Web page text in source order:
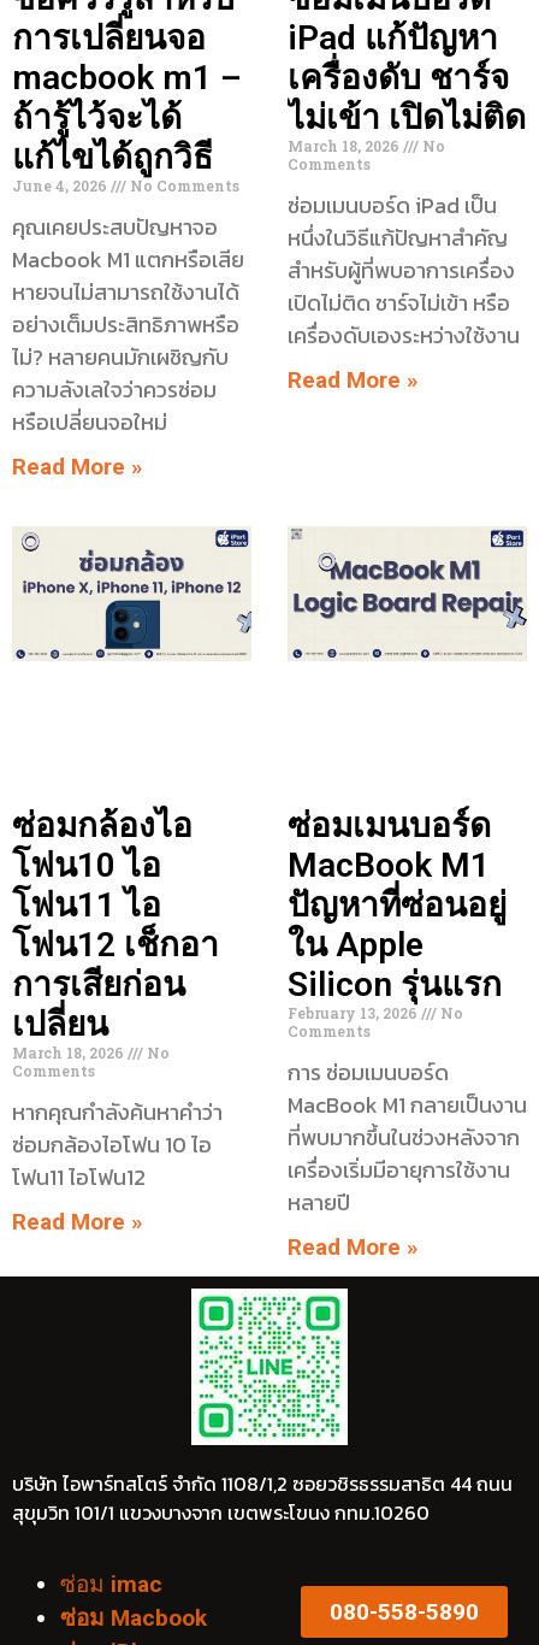
การเปลี่ยนจอ
macbook m1 –
ถ้ารู้ไว้จะได้
แก้ไขได้ถูกวิธี
June 4, 2026 No Comments
คุณเคยประสบปัญหาจอ
Macbook M1 แตกหรือเสีย
หายจนไม่สามารถใช้งานได้
อย่างเต็มประสิทธิภาพหรือ
ไม่? หลายคนมักเผชิญกับ
ความลังเลใจว่าควรซ่อม
หรือเปลี่ยนจอใหม่
Read More »
iPad แก้ปัญหา
เครื่องดับ ชาร์จ
ไม่เข้า เปิดไม่ติด
March 18, 2026
No
Comments
ซ่อมเมนบอร์ด iPad เป็น
หนึ่งในวิธีแก้ปัญหาสำคัญ
สำหรับผู้ที่พบอาการเครื่อง
เปิดไม่ติด ชาร์จไม่เข้า หรือ
เครื่องดับเองระหว่างใช้งาน
Read More »
ซ่อมกล้องไอ
โฟน10 ไอ
โฟน11 ไอ
โฟน12 เช็กอา
การเสียก่อน
เปลี่ยน
March 18, 2026
No
Comments
หากคุณกำลังค้นหาคำว่า
ซ่อมกล้องไอโฟน 10 ไอ
โฟน11 ไอโฟน12
Read More »
ซ่อมเมนบอร์ด
MacBook M1
ปัญหาที่ซ่อนอยู่
ใน Apple
Silicon รุ่นแรก
February 13, 2026
No
Comments
การ ซ่อมเมนบอร์ด
MacBook M1 กลายเป็นงาน
ที่พบมากขึ้นในช่วงหลังจาก
เครื่องเริ่มมีอายุการใช้งาน
หลายปี
Read More »
บริษัท ไอพาร์ทสโตร์ จำกัด 1108/1,2 ซอยวชิรธรรมสาธิต 44 ถนน
สุขุมวิท 101/1 แขวงบางจาก เขตพระโขนง กทม.10260
ซ่อม imac
ซ่อม Macbook
080-558-5890